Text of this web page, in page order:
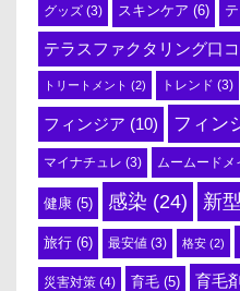
グッズ (3) スキンケア (6)
テラスファクタリング口コ
トリートメント (2) トレンド (3)
フィンジア (10) フィン
マイナチュレ (3) ムームードメ
健康 (5) 感染 (24) 新
旅行 (6) 最安値 (3) 格安 (2)
災害対策 (4) 育毛 (5) 育毛剤